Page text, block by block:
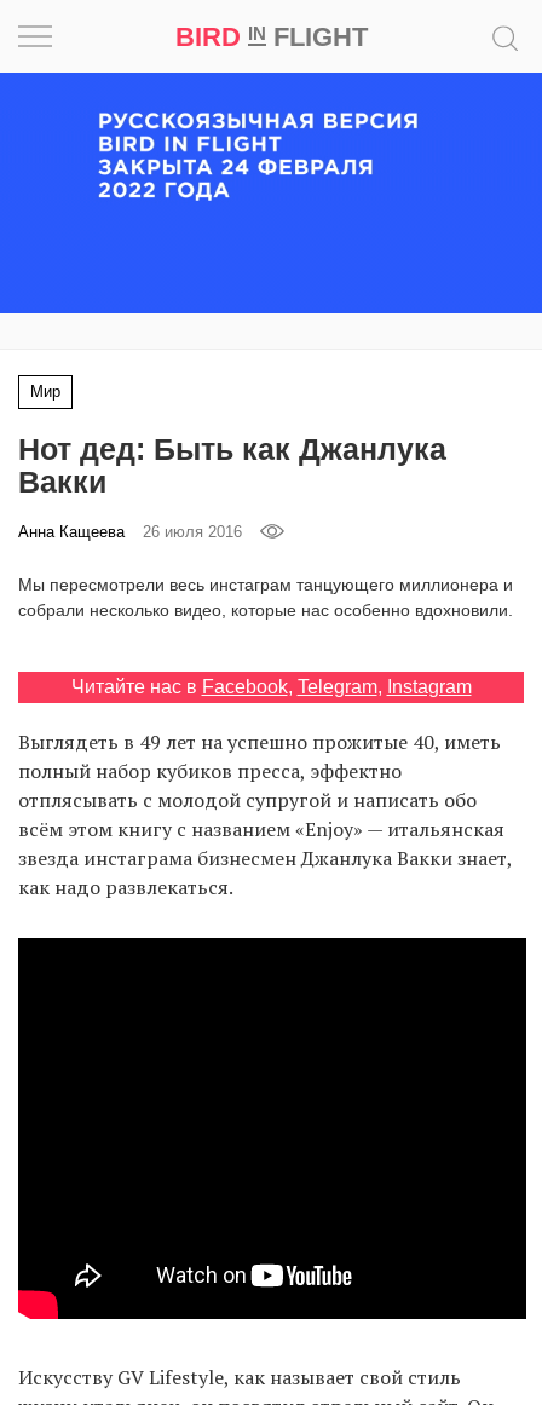
BIRD INFLIGHT
Мир
Нот дед: Быть как Джанлука
Вакки
Анна Кащеева 26 июля 2016
Мы пересмотрели весь инстаграм танцующего миллионера и
собрали несколько видео, которые нас особенно вдохновили.
Читайте нас в Facebook, Telegram, Instagram
Выглядеть в 49 лет на успешно прожитые 40, иметь
полный набор кубиков пресса, эффектно
отплясывать с молодой супругой и написать обо
всём этом книгу с названием «Enjoy» — итальянская
звезда инстаграма бизнесмен Джанлука Вакки знает,
как надо развлекаться.
Искусству GV Lifestyle, как называет свой стиль